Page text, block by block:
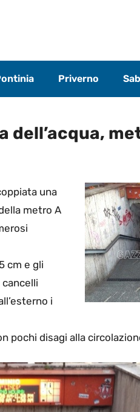
Priverno
dell’acqua,
una
metro A
cm e gli
i
pochi disagi alla